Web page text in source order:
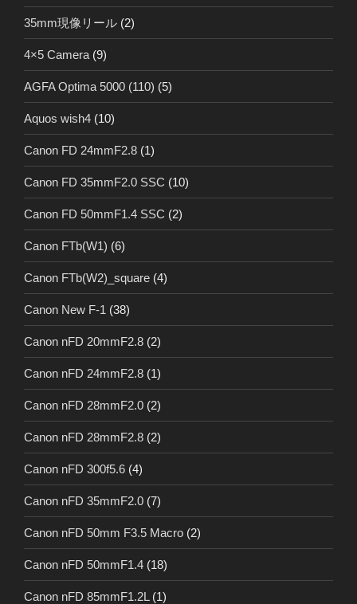
35mm現像リール (2)
4×5 Camera (9)
AGFA Optima 5000 (110) (5)
Aquos wish4 (10)
Canon FD 24mmF2.8 (1)
Canon FD 35mmF2.0 SSC (10)
Canon FD 50mmF1.4 SSC (2)
Canon FTb(W1) (6)
Canon FTb(W2)_square (4)
Canon New F-1 (38)
Canon nFD 20mmF2.8 (2)
Canon nFD 24mmF2.8 (1)
Canon nFD 28mmF2.0 (2)
Canon nFD 28mmF2.8 (2)
Canon nFD 300f5.6 (4)
Canon nFD 35mmF2.0 (7)
Canon nFD 50mm F3.5 Macro (2)
Canon nFD 50mmF1.4 (18)
Canon nFD 85mmF1.2L (1)